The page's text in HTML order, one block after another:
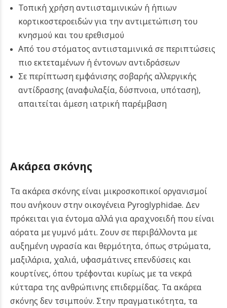
Τοπική χρήση αντιισταμινικών ή ήπιων
κορτικοστεροειδών για την αντιμετώπιση του
κνησμού και του ερεθισμού
Από του στόματος αντιισταμινικά σε περιπτώσεις
πιο εκτεταμένων ή έντονων αντιδράσεων
Σε περίπτωση εμφάνισης σοβαρής αλλεργικής
αντίδρασης (αναφυλαξία, δύσπνοια, υπόταση),
απαιτείται άμεση ιατρική παρέμβαση
Ακάρεα σκόνης
Τα ακάρεα σκόνης είναι μικροσκοπικοί οργανισμοί
που ανήκουν στην οικογένεια Pyroglyphidae. Δεν
πρόκειται για έντομα αλλά για αραχνοειδή που είναι
αόρατα με γυμνό μάτι. Ζουν σε περιβάλλοντα με
αυξημένη υγρασία και θερμότητα, όπως στρώματα,
μαξιλάρια, χαλιά, υφασμάτινες επενδύσεις και
κουρτίνες, όπου τρέφονται κυρίως με τα νεκρά
κύτταρα της ανθρώπινης επιδερμίδας. Τα ακάρεα
σκόνης δεν τσιμπούν. Στην πραγματικότητα, τα